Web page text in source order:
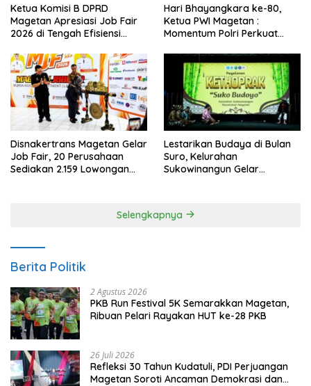
Ketua Komisi B DPRD
Magetan Apresiasi Job Fair
2026 di Tengah Efisiensi
Hari Bhayangkara ke-80,
Ketua PWI Magetan :
Momentum Polri Perkuat
Disnakertrans Magetan Gelar
Job Fair, 20 Perusahaan
Sediakan 2.159 Lowongan
Lestarikan Budaya di Bulan
Suro, Kelurahan
Sukowinangun Gelar
Selengkapnya
Berita Politik
2 Agustus 2026
PKB Run Festival 5K Semarakkan Magetan,
Ribuan Pelari Rayakan HUT ke-28 PKB
26 Juli 2026
Refleksi 30 Tahun Kudatuli, PDI Perjuangan
Magetan Soroti Ancaman Demokrasi dan